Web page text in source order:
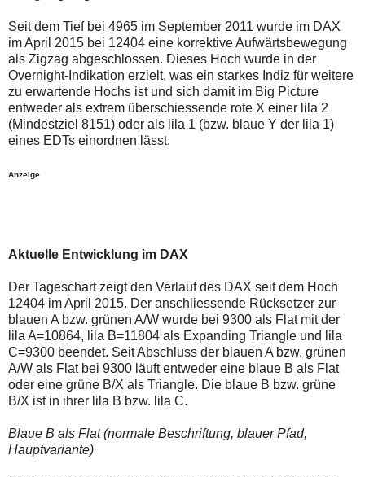
Verstösse
gegen
die
Netiquette
oder
ein
Missbrauch
der
Kommentarfunktion
sein.
Bitte
Sie
und
Sie
es
zu
einem
späteren
Zeitpunkt
noch
einmal.
Sollte
das
Problem
bitte
ich
sind
die
Post
auch
auf
der
Plattform
wallstreet-
online.de
verfügbar.
Seit dem Tief bei 4965 im September 2011 wurde im DAX
im April 2015 bei 12404 eine korrektive Aufwärtsbewegung
als Zigzag abgeschlossen. Dieses Hoch wurde in der
Overnight-Indikation erzielt, was ein starkes Indiz für weitere
zu erwartende Hochs ist und sich damit im Big Picture
entweder als extrem überschiessende rote X einer lila 2
(Mindestziel 8151) oder als lila 1 (bzw. blaue Y der lila 1)
eines EDTs einordnen lässt.
Anzeige
Aktuelle Entwicklung im DAX
Der Tageschart zeigt den Verlauf des DAX seit dem Hoch
12404 im April 2015. Der anschliessende Rücksetzer zur
blauen A bzw. grünen A/W wurde bei 9300 als Flat mit der
lila A=10864, lila B=11804 als Expanding Triangle und lila
C=9300 beendet. Seit Abschluss der blauen A bzw. grünen
A/W als Flat bei 9300 läuft entweder eine blaue B als Flat
oder eine grüne B/X als Triangle. Die blaue B bzw. grüne
B/X ist in ihrer lila B bzw. lila C.
Blaue B als Flat (normale Beschriftung, blauer Pfad,
Hauptvariante)